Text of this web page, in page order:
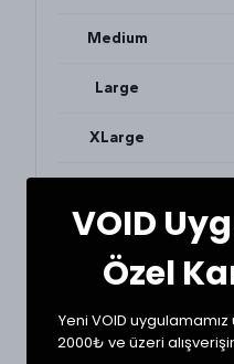
Medium
Large
XLarge
BEDEN VE
Tekstil ürünlerinde
değişkenlik
dolabınızdaki
VOID
Özel
Yeni VOID
2000₺ ve üzeri